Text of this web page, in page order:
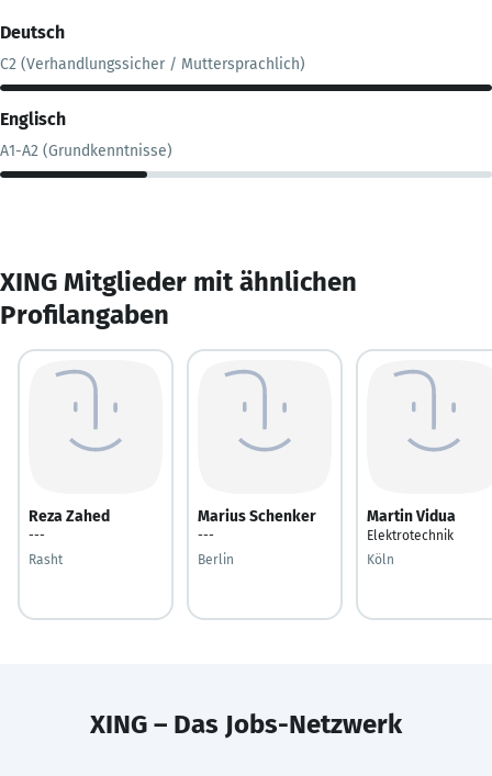
Deutsch
C2 (Verhandlungssicher / Muttersprachlich)
Englisch
A1-A2 (Grundkenntnisse)
XING Mitglieder mit ähnlichen
Profilangaben
Reza Zahed
---
Rasht
Marius Schenker
---
Berlin
Martin Vidua
Elektrotechnik
Köln
XING – Das Jobs-Netzwerk